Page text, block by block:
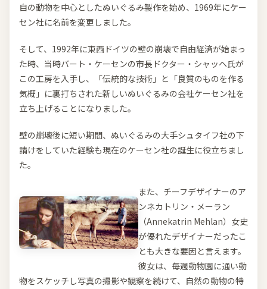
自の動物を中心としたぬいぐるみ製作を始め、1969年にケー
セン社に名前を変更しました。
そして、1992年に東西ドイツの壁の崩壊で自由経済が始まっ
た時、当時バート・ケーセンの市長ドクター・シャッヘ氏が
この工房を入手し、「伝統的な技術」と「良質のものを作る
気概」に裏打ちされた新しいぬいぐるみの会社ケーセン社を
立ち上げることになりました。
壁の崩壊後に短い期間、ぬいぐるみの大手シュタイフ社の下
請けをしていた経験も現在のケーセン社の誕生に役立ちまし
た。
また、チーフデザイナーのア
ンネカトリン・メーラン
（Annekatrin Mehlan）女史
が優れたデザイナーだったこ
とも大きな要因と言えます。
彼女は、毎週動物園に通い動
物をスケッチし写真の撮影や観察を続けて、自然の動物の特